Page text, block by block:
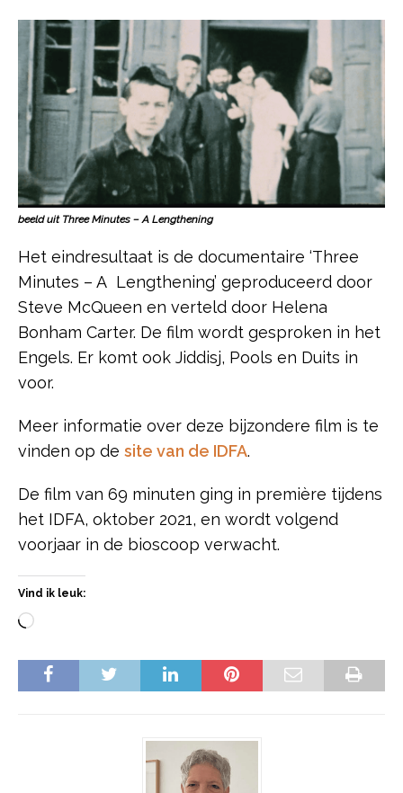
beeld uit Three Minutes – A Lengthening
Het eindresultaat is de documentaire ‘Three
Minutes – A Lengthening’ geproduceerd door
Steve McQueen en verteld door Helena
Bonham Carter. De film wordt gesproken in het
Engels. Er komt ook Jiddisj, Pools en Duits in
voor.
Meer informatie over deze bijzondere film is te
vinden op de site van de IDFA.
De film van 69 minuten ging in première tijdens
het IDFA, oktober 2021, en wordt volgend
voorjaar in de bioscoop verwacht.
Vind ik leuk: